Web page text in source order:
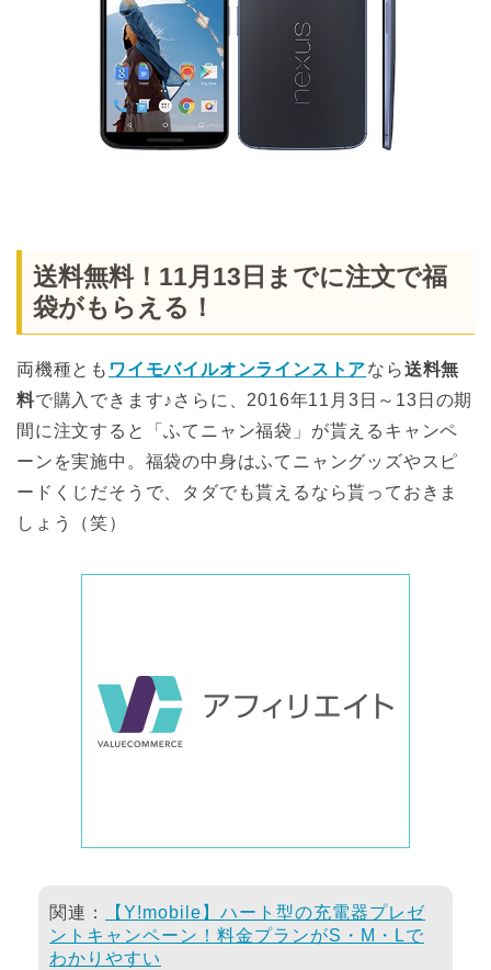
送料無料！11月13日までに注文で福
袋がもらえる！
両機種とも ワイモバイルオンラインストアなら送料無
料で購入できます♪さらに、2016年11月3日～13日の期
間に注文すると「ふてニャン福袋」が貰えるキャンペ
ーンを実施中。福袋の中身はふてニャングッズやスピ
ードくじだそうで、タダでも貰えるなら貰っておきま
しょう（笑）
関連：
【Y!mobile】ハート型の充電器プレゼ
ントキャンペーン！料金プランがS・M・Lで
わかりやすい